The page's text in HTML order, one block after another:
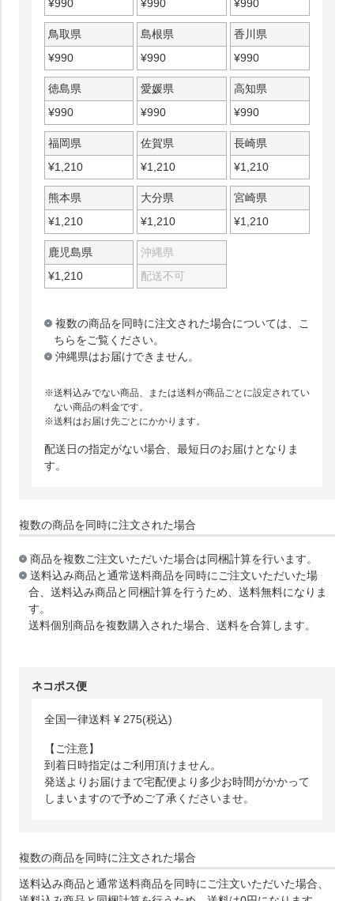
¥990
¥990
¥990
鳥取県
¥990
島根県
¥990
香川県
¥990
徳島県
¥990
愛媛県
¥990
高知県
¥990
福岡県
¥1,210
佐賀県
¥1,210
長崎県
¥1,210
熊本県
¥1,210
大分県
¥1,210
宮崎県
¥1,210
鹿児島県
¥1,210
沖縄県
配送不可
複数の商品を同時に注文された場合については、
こ
ちらをご覧ください。
沖縄県はお届けできません。
送料込みでない商品、または送料が商品ごとに設定されてい
ない商品の料金です。
送料はお届け先ごとにかかります。
配送日の指定がない場合、最短日のお届けとなりま
す。
複数の商品を同時に注文された場合
商品を複数ご注文いただいた場合は同梱計算を行います。
送料込み商品と通常送料商品を同時にご注文いただいた場
合、送料込み商品と同梱計算を行うため、送料無料になりま
す。
送料個別商品を複数購入された場合、送料を合算します。
ネコポス便
全国一律送料 ¥ 275(税込)
【ご注意】
到着日時指定はご利用頂けません。
発送よりお届けまで宅配便より多少お時間がかかって
しまいますので予めご了承くださいませ。
複数の商品を同時に注文された場合
送料込み商品と通常送料商品を同時にご注文いただいた場合、